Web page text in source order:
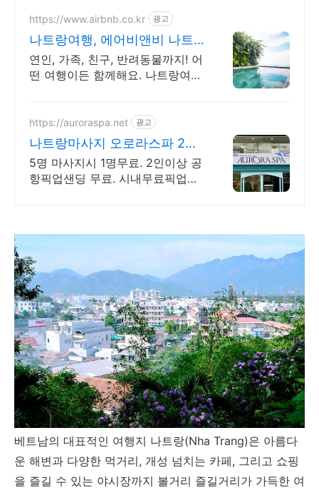
https://www.airbnb.co.kr 광고
나트랑여행, 에어비앤비 나트
랑 해변 앞 쉼터
연인, 가족, 친구, 반려동물까지! 어
떤 여행이든 함께해요. 나트랑여
https://auroraspa.net 광고
나트랑마사지 오로라스파 2인
이상 공항픽업/샌딩 무료
5명 마사지시 1명무료. 2인이상 공
항픽업샌딩 무료. 시내무료픽업샌
베트남의 대표적인 여행지 나트랑(Nha Trang)은 아름다
운 해변과 다양한 먹거리, 개성 넘치는 카페, 그리고 쇼핑
을 즐길 수 있는 야시장까지 볼거리 즐길거리가 가득한 여